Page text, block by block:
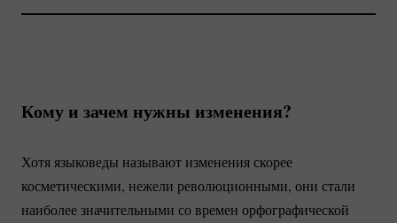
Кому и зачем нужны изменения?
Хотя языковеды называют изменения скорее
косметическими, нежели революционными, они стали
наиболее значительными со времен орфографической